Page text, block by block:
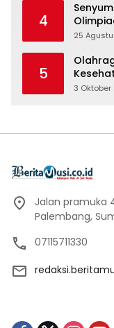
4
25
5
3 Oktober
Jalan pramuka
Palembang,
07115711330